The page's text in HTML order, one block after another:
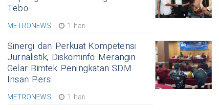
Tebo
METRONEWS 1 hari
Sinergi dan Perkuat Kompetensi
Jurnalistik, Diskominfo Merangin
Gelar Bimtek Peningkatan SDM
Insan Pers
METRONEWS 1 hari